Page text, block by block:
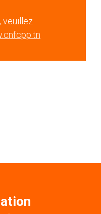
veuillez